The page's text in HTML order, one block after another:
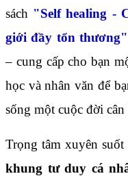
sách "Self healing -
giới đầy tổn thương"
– cung cấp cho bạn
học và nhân văn để
sống một cuộc đời
Trọng tâm xuyên
khung tư duy cá